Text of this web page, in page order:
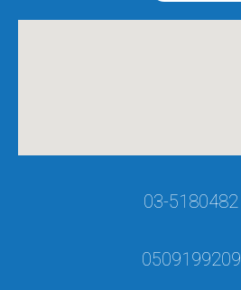
03-5180482
0509199209